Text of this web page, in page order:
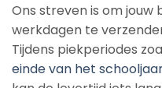
Ons streven is om jouw
werkdagen te
Tijdens piekperiodes
einde van het